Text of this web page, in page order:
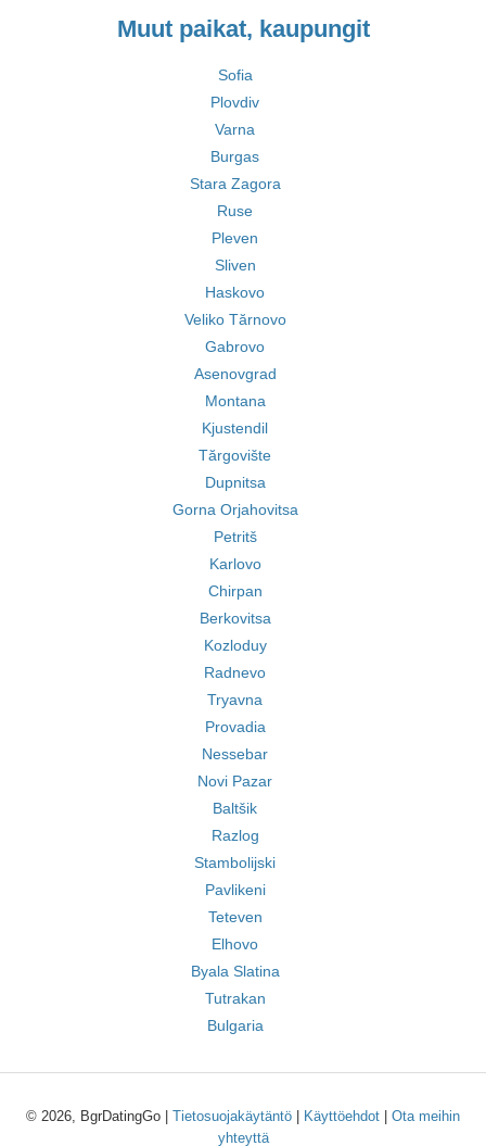
Muut paikat, kaupungit
Sofia
Plovdiv
Varna
Burgas
Stara Zagora
Ruse
Pleven
Sliven
Haskovo
Veliko Tărnovo
Gabrovo
Asenovgrad
Montana
Kjustendil
Tărgovište
Dupnitsa
Gorna Orjahovitsa
Petritš
Karlovo
Chirpan
Berkovitsa
Kozloduy
Radnevo
Tryavna
Provadia
Nessebar
Novi Pazar
Baltšik
Razlog
Stambolijski
Pavlikeni
Teteven
Elhovo
Byala Slatina
Tutrakan
Bulgaria
© 2026, BgrDatingGo | Tietosuojakäytäntö Käyttöehdot
Ota meihin
yhteyttä